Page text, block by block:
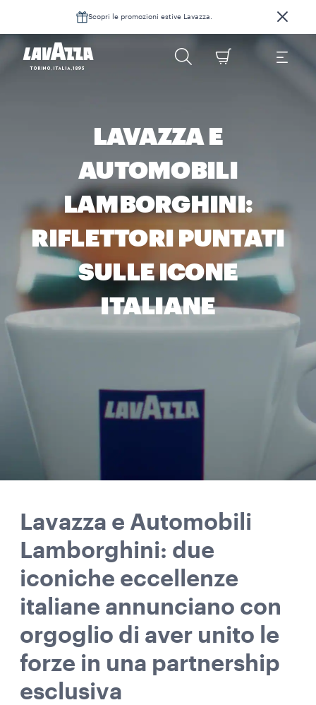
Scopri le promozioni estive Lavazza.
LAVAZZA E
AUTOMOBILI
LAMBORGHINI:
RIFLETTORI PUNTATI
SULLE ICONE
ITALIANE
Lavazza e Automobili
Lamborghini: due
iconiche eccellenze
italiane annunciano con
orgoglio di aver unito le
forze in una partnership
esclusiva